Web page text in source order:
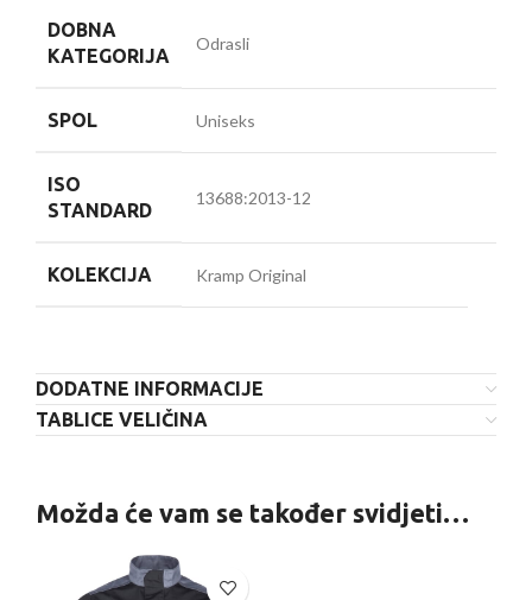
DOBNA
KATEGORIJA
Odrasli
SPOL Uniseks
ISO
STANDARD
13688:2013-12
KOLEKCIJA Kramp Original
DODATNE INFORMACIJE
TABLICE VELIČINA
Možda će vam se također svidjeti…